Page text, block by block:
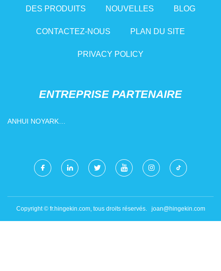
DES PRODUITS NOUVELLES BLOG
CONTACTEZ-NOUS PLAN DU SITE
PRIVACY POLICY
ENTREPRISE PARTENAIRE
ANHUI NOYARK
Copyright © fr.hingekin.com, tous droits réservés. joan@hingekin.com